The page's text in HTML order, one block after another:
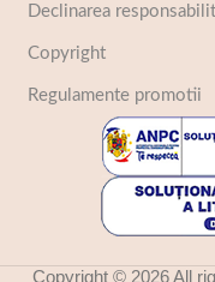
Declinarea
Copyright
Regulamente promotii
Copyright © 2026 All